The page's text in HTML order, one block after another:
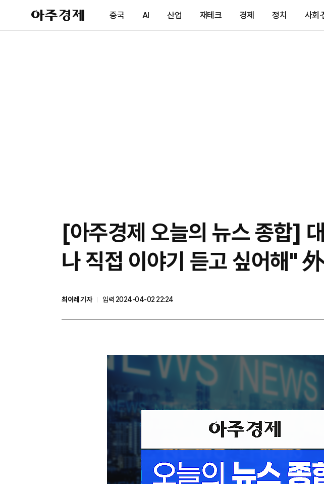
아
주
제
중국 AI 산업 재테크 경제 정치 사회·
[아주경제 오늘의 뉴스 종합]
나 직접 이야기 듣고 싶어해" 外
최이레 기자
입력 2024-04-02 22:24